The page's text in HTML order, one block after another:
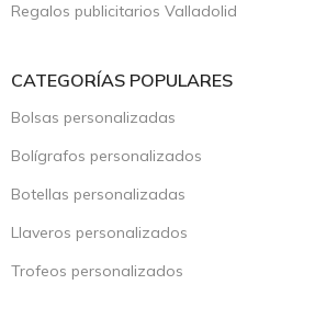
Regalos publicitarios Valladolid
CATEGORÍAS POPULARES
Bolsas personalizadas
Bolígrafos personalizados
Botellas personalizadas
Llaveros personalizados
Trofeos personalizados